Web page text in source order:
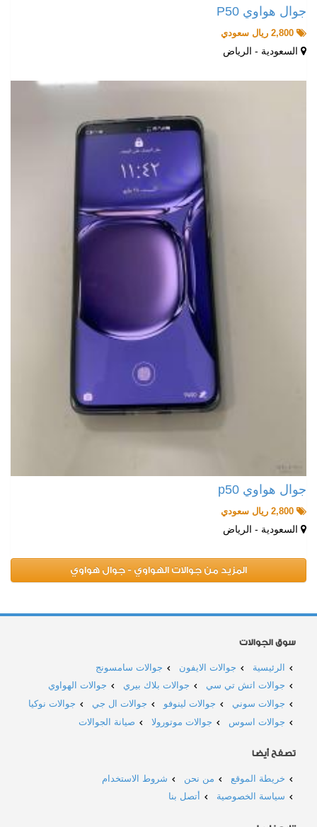
جوال هواوي P50
السعودية - الرياض
جوال هواوي p50
السعودية - الرياض
المزيد من جوالات الهواوي - جوال هواوي
سوق الجوالات
الرئيسية جوالات الايفون
جوالات سامسونج
جوالات اتش تي سي
جوالات بلاك بيري
جوالات الهواوي
جوالات سوني
جوالات لينوفو جوالات ال جي
جوالات نوكيا
جوالات اسوس
جوالات موتورولا صيانة الجوالات
تصفح أيضا
خريطة الموقع من نحن
شروط الاستخدام
سياسة الخصوصية
أتصل بنا